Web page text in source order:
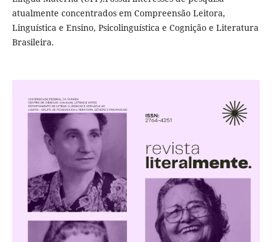
atualmente concentrados em Compreensão Leitora,
Linguística e Ensino, Psicolinguística e Cognição e Literatura
Brasileira.